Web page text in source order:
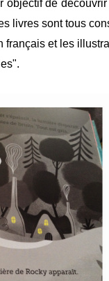
objectif de
livres sont tous
français et les